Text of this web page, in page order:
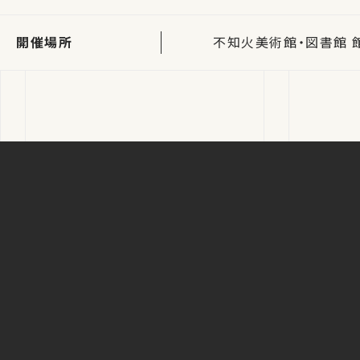
開催場所 不知火美術館・図書館